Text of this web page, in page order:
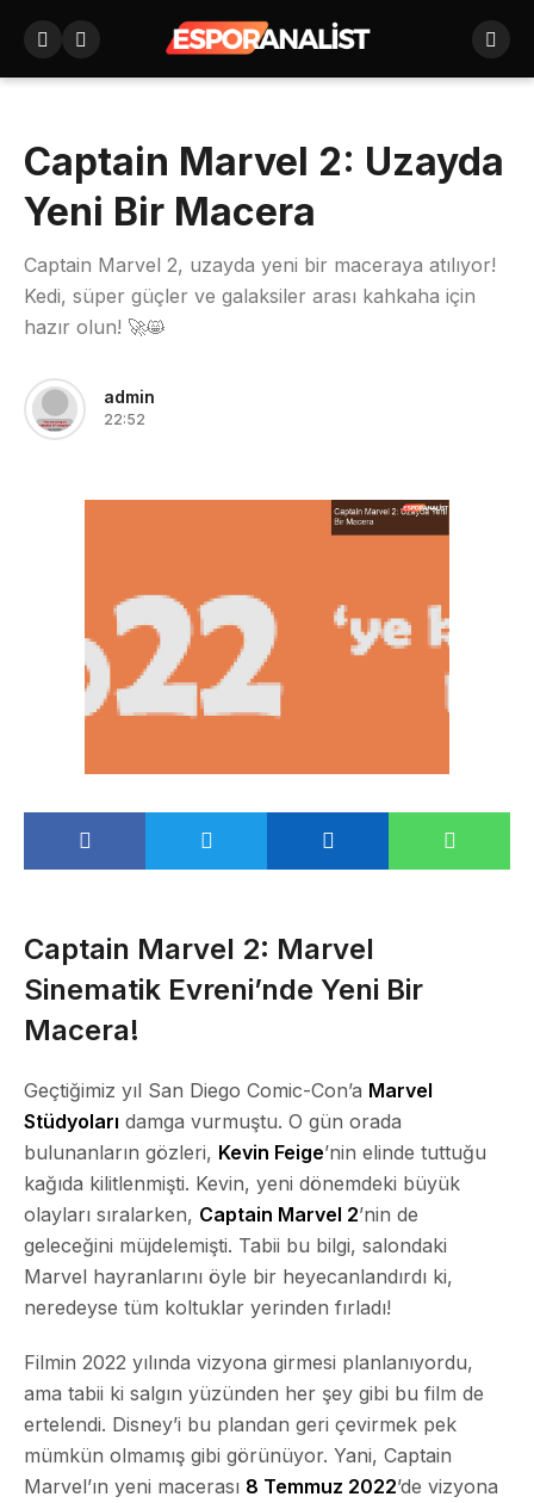
Captain Marvel 2: Uzayda
Yeni Bir Macera
Captain Marvel 2, uzayda yeni bir maceraya atılıyor!
Kedi, süper güçler ve galaksiler arası kahkaha için
hazır olun! 🚀😸
admin
22:52
Captain Marvel 2: Marvel
Sinematik Evreni’nde Yeni Bir
Macera!
Geçtiğimiz yıl San Diego Comic-Con’a Marvel
Stüdyoları damga vurmuştu. O gün orada
bulunanların gözleri, Kevin Feige’nin elinde tuttuğu
kağıda kilitlenmişti. Kevin, yeni dönemdeki büyük
olayları sıralarken, Captain Marvel 2’nin de
geleceğini müjdelemişti. Tabii bu bilgi, salondaki
Marvel hayranlarını öyle bir heyecanlandırdı ki,
neredeyse tüm koltuklar yerinden fırladı!
Filmin 2022 yılında vizyona girmesi planlanıyordu,
ama tabii ki salgın yüzünden her şey gibi bu film de
ertelendi. Disney’i bu plandan geri çevirmek pek
mümkün olmamış gibi görünüyor. Yani, Captain
Marvel’ın yeni macerası 8 Temmuz 2022’de vizyona